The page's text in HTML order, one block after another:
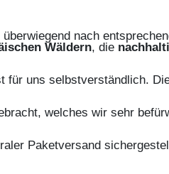
nach
Wäldern, die
für uns selbstverständlich.
welches wir sehr
Paketversand